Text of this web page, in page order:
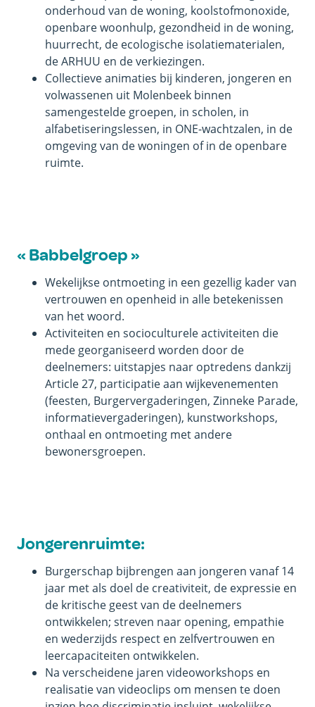
onderhoud van de woning, koolstofmonoxide,
openbare woonhulp, gezondheid in de woning,
huurrecht, de ecologische isolatiematerialen,
de ARHUU en de verkiezingen.
Collectieve animaties bij kinderen, jongeren en
volwassenen uit Molenbeek binnen
samengestelde groepen, in scholen, in
alfabetiseringslessen, in ONE-wachtzalen, in de
omgeving van de woningen of in de openbare
ruimte.
« Babbelgroep »
Wekelijkse ontmoeting in een gezellig kader van
vertrouwen en openheid in alle betekenissen
van het woord.
Activiteiten en socioculturele activiteiten die
mede georganiseerd worden door de
deelnemers: uitstapjes naar optredens dankzij
Article 27, participatie aan wijkevenementen
(feesten, Burgervergaderingen, Zinneke Parade,
informatievergaderingen), kunstworkshops,
onthaal en ontmoeting met andere
bewonersgroepen.
Jongerenruimte:
Burgerschap bijbrengen aan jongeren vanaf 14
jaar met als doel de creativiteit, de expressie en
de kritische geest van de deelnemers
ontwikkelen; streven naar opening, empathie
en wederzijds respect en zelfvertrouwen en
leercapaciteiten ontwikkelen.
Na verscheidene jaren videoworkshops en
realisatie van videoclips om mensen te doen